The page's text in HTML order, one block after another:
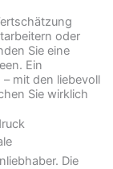
oder
Sie eine
Ein
mit den liebevoll
Sie wirklich
Die